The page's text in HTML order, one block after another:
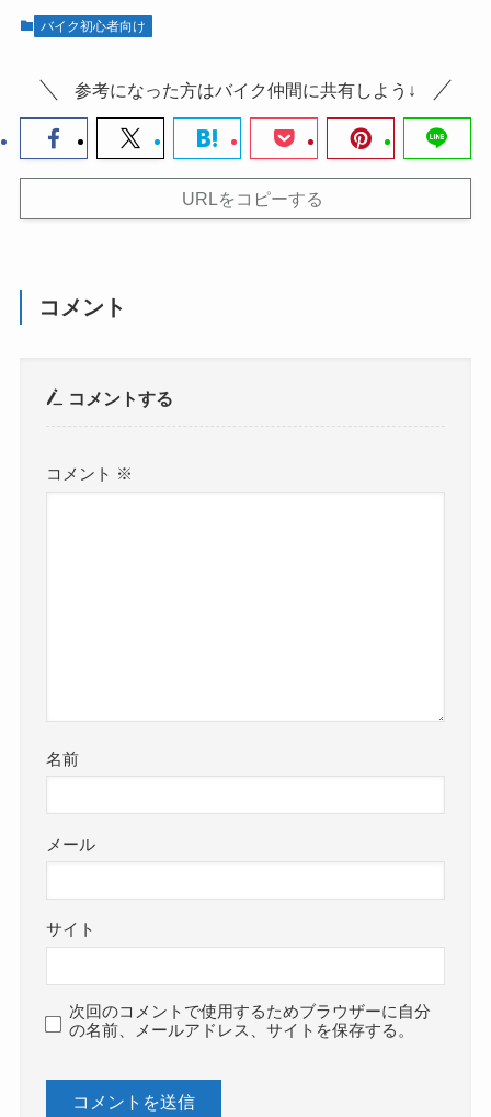
バイク初心者向け
参考になった方はバイク仲間に共有しよう↓
URLをコピーする
コメント
コメントする
コメント ※
名前
メール
サイト
次回のコメントで使用するためブラウザーに自分
の名前、メールアドレス、サイトを保存する。